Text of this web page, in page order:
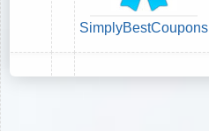
SimplyBestCoupons